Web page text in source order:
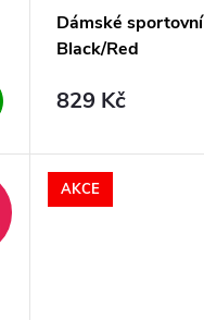
Dámské
Black/Red
829 Kč
AKCE